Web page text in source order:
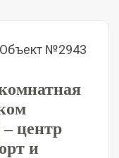
Объект №2943
– центр
и